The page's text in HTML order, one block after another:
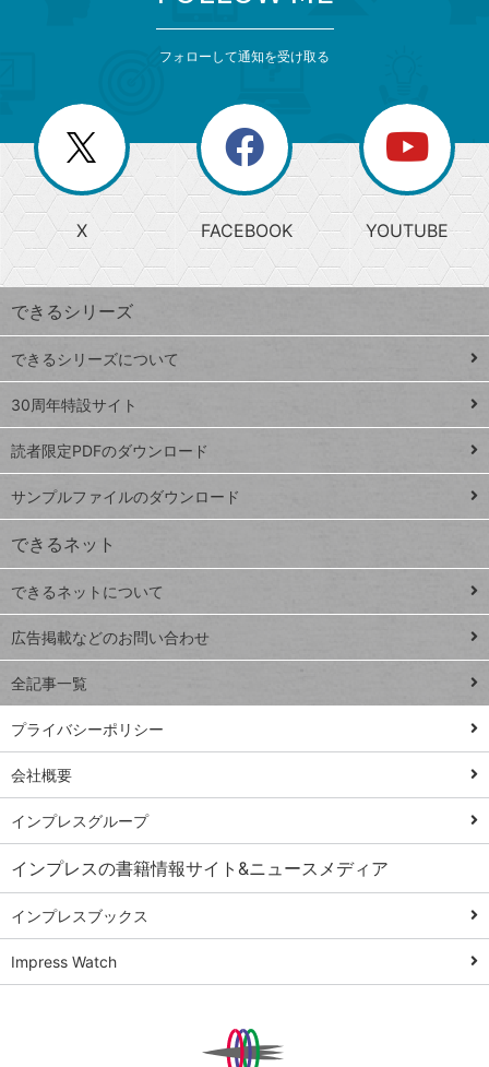
じ
る
search
検
索
上
昇
ワ
ー
ド
Google
スプレ
ッドシ
ート
iPhone
VLOOKUP
close
閉じ
る
閉
じ
る
ー
か
ら
探
す
ト
ッ
プ
ペ
ジ
連載
Excel Q&A
トイアンナ流仕
事術
PowerAutomate
ではじめる業務
の完全自動化
AI議事録作成術
Windows 11
Q&A
Teams踏み込み
活用術
Excel講師の仕事
術
フォローして通知を受け取る
X FACEBOOK YOUTUBE
できるシリーズ
できるシリーズについて
30周年特設サイト
読者限定PDFのダウンロード
サンプルファイルのダウンロード
できるネット
できるネットについて
広告掲載などのお問い合わせ
全記事一覧
プライバシーポリシー
会社概要
インプレスグループ
インプレスの書籍情報サイト&ニュースメディア
インプレスブックス
Impress Watch